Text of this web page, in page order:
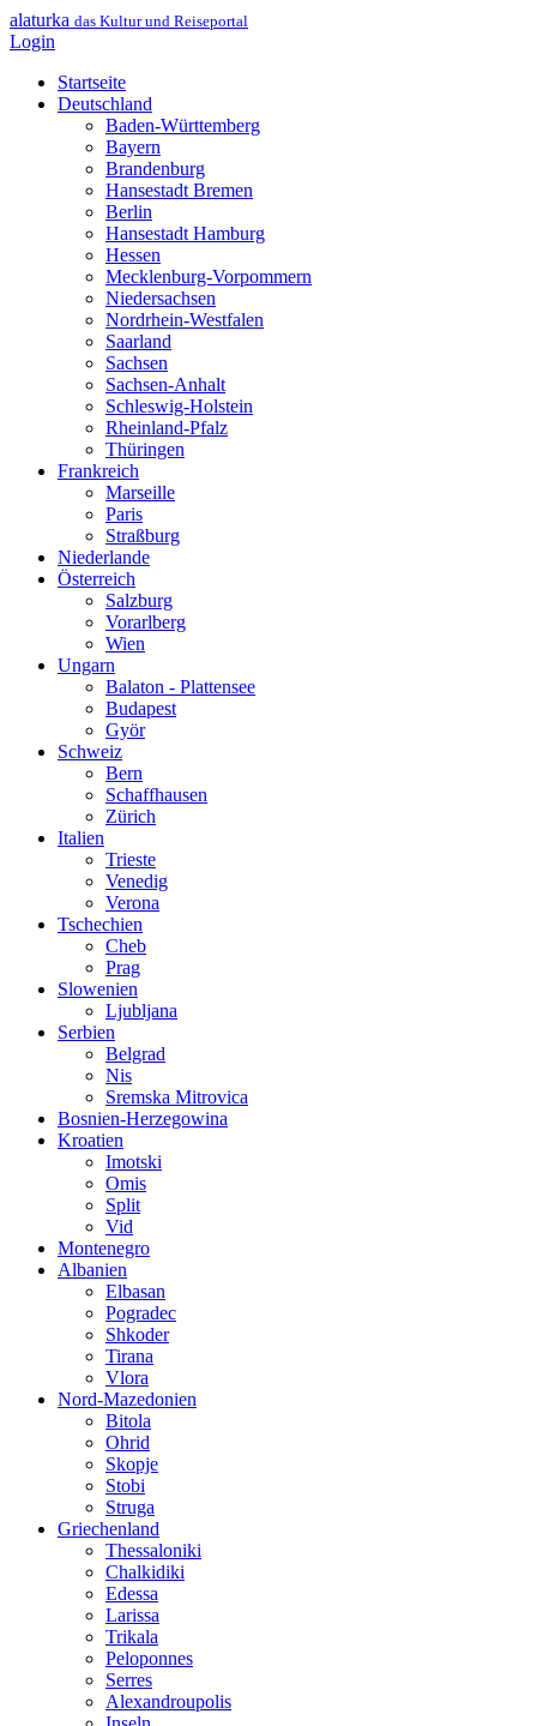
alaturka das Kultur und Reiseportal
Login
Startseite
Deutschland
Baden-Württemberg
Bayern
Brandenburg
Hansestadt Bremen
Berlin
Hansestadt Hamburg
Hessen
Mecklenburg-Vorpommern
Niedersachsen
Nordrhein-Westfalen
Saarland
Sachsen
Sachsen-Anhalt
Schleswig-Holstein
Rheinland-Pfalz
Thüringen
Frankreich
Marseille
Paris
Straßburg
Niederlande
Österreich
Salzburg
Vorarlberg
Wien
Ungarn
Balaton - Plattensee
Budapest
Györ
Schweiz
Bern
Schaffhausen
Zürich
Italien
Trieste
Venedig
Verona
Tschechien
Cheb
Prag
Slowenien
Ljubljana
Serbien
Belgrad
Nis
Sremska Mitrovica
Bosnien-Herzegowina
Kroatien
Imotski
Omis
Split
Vid
Montenegro
Albanien
Elbasan
Pogradec
Shkoder
Tirana
Vlora
Nord-Mazedonien
Bitola
Ohrid
Skopje
Stobi
Struga
Griechenland
Thessaloniki
Chalkidiki
Edessa
Larissa
Trikala
Peloponnes
Serres
Alexandroupolis